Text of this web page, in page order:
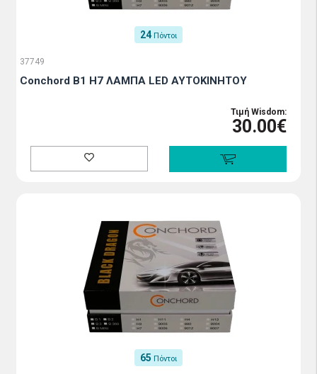
24 Πόντοι
37749
Conchord B1 H7 ΛΑΜΠΑ LED ΑΥΤΟΚΙΝΗΤΟΥ
Τιμή Wisdom:
30.00€
65 Πόντοι